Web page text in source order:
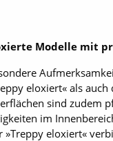
Modelle mit
eloxiert« als
sind zudem
im
»Treppy eloxiert«